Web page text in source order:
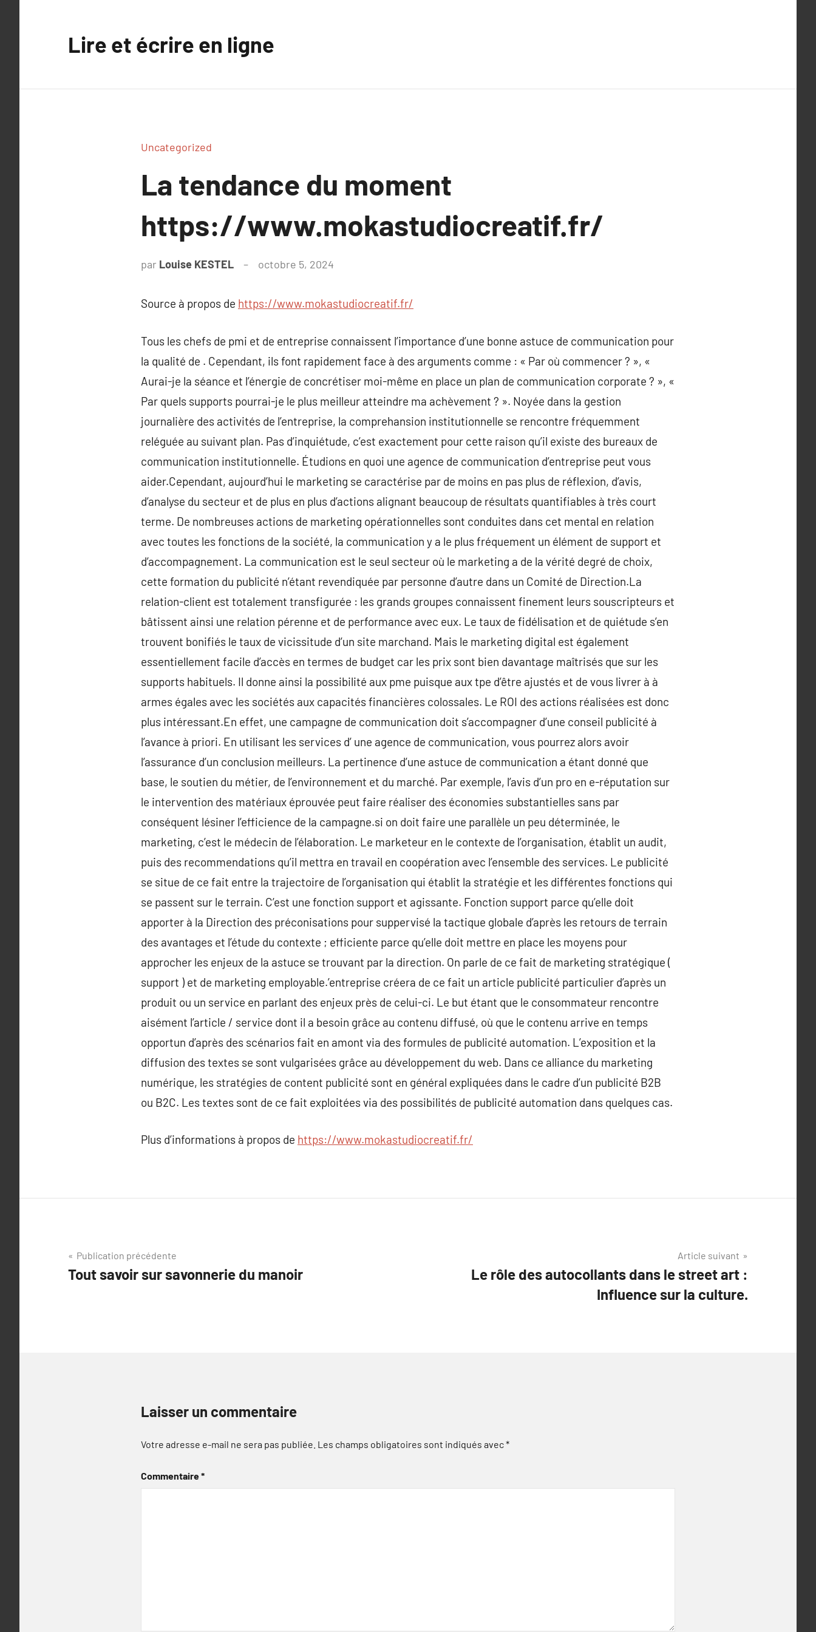
Lire et écrire en ligne
Uncategorized
La tendance du moment
https://www.mokastudiocreatif.fr/
par Louise KESTEL octobre 5, 2024
Source à propos de https://www.mokastudiocreatif.fr/
Tous les chefs de pmi et de entreprise connaissent l’importance d’une bonne astuce de communication pour
la qualité de . Cependant, ils font rapidement face à des arguments comme : « Par où commencer ? », «
Aurai-je la séance et l’énergie de concrétiser moi-même en place un plan de communication corporate ? », «
Par quels supports pourrai-je le plus meilleur atteindre ma achèvement ? ». Noyée dans la gestion
journalière des activités de l’entreprise, la comprehansion institutionnelle se rencontre fréquemment
reléguée au suivant plan. Pas d’inquiétude, c’est exactement pour cette raison qu’il existe des bureaux de
communication institutionnelle. Étudions en quoi une agence de communication d’entreprise peut vous
aider.Cependant, aujourd’hui le marketing se caractérise par de moins en pas plus de réflexion, d’avis,
d’analyse du secteur et de plus en plus d’actions alignant beaucoup de résultats quantifiables à très court
terme. De nombreuses actions de marketing opérationnelles sont conduites dans cet mental en relation
avec toutes les fonctions de la société, la communication y a le plus fréquement un élément de support et
d’accompagnement. La communication est le seul secteur où le marketing a de la vérité degré de choix,
cette formation du publicité n’étant revendiquée par personne d’autre dans un Comité de Direction.La
relation-client est totalement transfigurée : les grands groupes connaissent finement leurs souscripteurs et
bâtissent ainsi une relation pérenne et de performance avec eux. Le taux de fidélisation et de quiétude s’en
trouvent bonifiés le taux de vicissitude d’un site marchand. Mais le marketing digital est également
essentiellement facile d’accès en termes de budget car les prix sont bien davantage maîtrisés que sur les
supports habituels. Il donne ainsi la possibilité aux pme puisque aux tpe d’être ajustés et de vous livrer à à
armes égales avec les sociétés aux capacités financières colossales. Le ROI des actions réalisées est donc
plus intéressant.En effet, une campagne de communication doit s’accompagner d’une conseil publicité à
l’avance à priori. En utilisant les services d’ une agence de communication, vous pourrez alors avoir
l’assurance d’un conclusion meilleurs. La pertinence d’une astuce de communication a étant donné que
base, le soutien du métier, de l’environnement et du marché. Par exemple, l’avis d’un pro en e-réputation sur
le intervention des matériaux éprouvée peut faire réaliser des économies substantielles sans par
conséquent lésiner l’efficience de la campagne.si on doit faire une parallèle un peu déterminée, le
marketing, c’est le médecin de l’élaboration. Le marketeur en le contexte de l’organisation, établit un audit,
puis des recommendations qu’il mettra en travail en coopération avec l’ensemble des services. Le publicité
se situe de ce fait entre la trajectoire de l’organisation qui établit la stratégie et les différentes fonctions qui
se passent sur le terrain. C’est une fonction support et agissante. Fonction support parce qu’elle doit
apporter à la Direction des préconisations pour suppervisé la tactique globale d’après les retours de terrain
des avantages et l’étude du contexte ; efficiente parce qu’elle doit mettre en place les moyens pour
approcher les enjeux de la astuce se trouvant par la direction. On parle de ce fait de marketing stratégique (
support ) et de marketing employable.’entreprise créera de ce fait un article publicité particulier d’après un
produit ou un service en parlant des enjeux près de celui-ci. Le but étant que le consommateur rencontre
aisément l’article / service dont il a besoin grâce au contenu diffusé, où que le contenu arrive en temps
opportun d’après des scénarios fait en amont via des formules de publicité automation. L’exposition et la
diffusion des textes se sont vulgarisées grâce au développement du web. Dans ce alliance du marketing
numérique, les stratégies de content publicité sont en général expliquées dans le cadre d’un publicité B2B
ou B2C. Les textes sont de ce fait exploitées via des possibilités de publicité automation dans quelques cas.
Plus d’informations à propos de https://www.mokastudiocreatif.fr/
Navigation
de
Publication précédente
Tout savoir sur savonnerie du manoir
Article suivant
Le rôle des autocollants dans le street art :
Influence sur la culture.
Laisser un commentaire
Votre adresse e-mail ne sera pas publiée. Les champs obligatoires sont indiqués avec*
Commentaire*